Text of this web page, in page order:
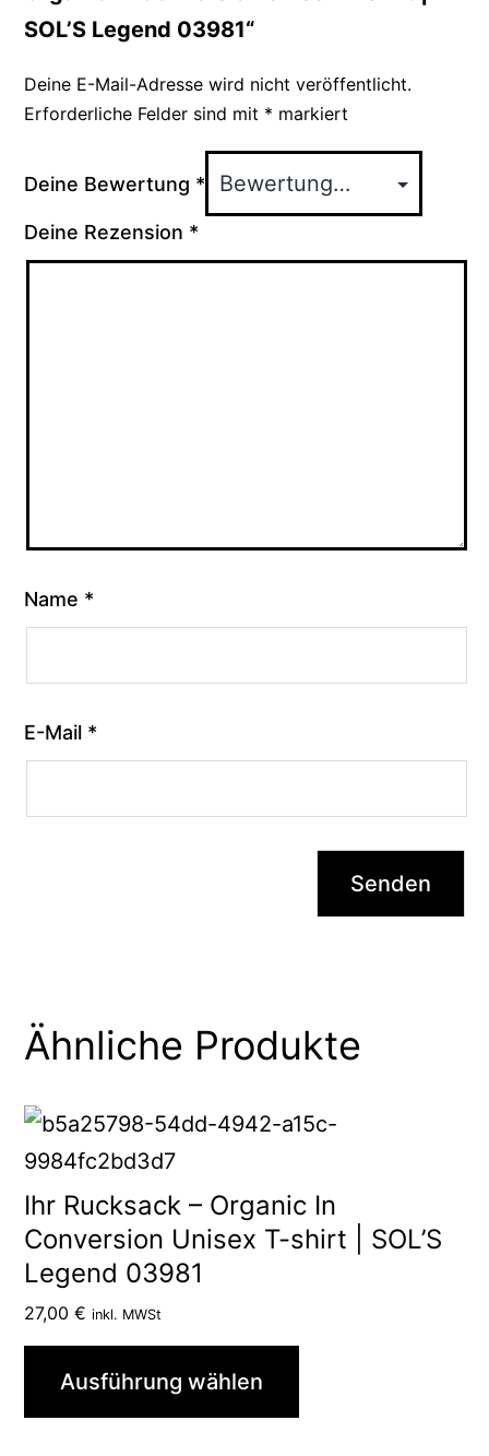
SOL’S Legend 03981“
Deine E-Mail-Adresse wird nicht veröffentlicht.
Erforderliche Felder sind mit * markiert
Deine Bewertung *
Deine Rezension *
Name *
E-Mail *
Ähnliche Produkte
Ihr Rucksack – Organic In
Conversion Unisex T-shirt | SOL’S
Legend 03981
27,00€ inkl. MWSt
Ausführung wählen
Dieses
Produkt
weist
mehrere
Varianten
auf.
Die
Optionen
können